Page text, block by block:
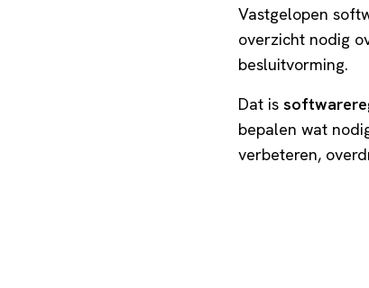
Vastgelopen
overzicht nodig
besluitvorming.
Dat is
bepalen wat
verbeteren,